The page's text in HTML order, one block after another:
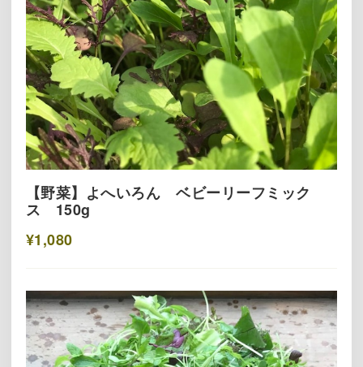
【野菜】よへいろん ベビーリーフミック
ス 150g
¥1,080